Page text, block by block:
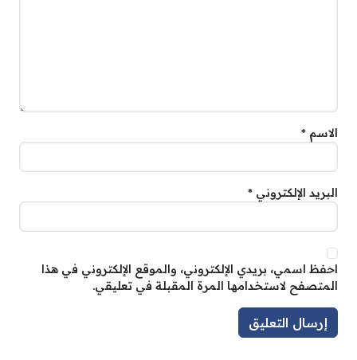
الاسم *
البريد الإلكتروني *
احفظ اسمي، بريدي الإلكتروني، والموقع الإلكتروني في هذا
المتصفح لاستخدامها المرة المقبلة في تعليقي.